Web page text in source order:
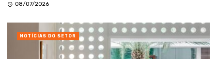
08/07/2026
NOTÍCIAS DO SETOR